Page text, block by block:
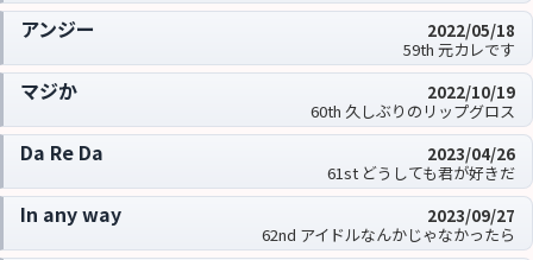
アンジー
2022/05/18
59th 元カレです
マジか
2022/10/19
60th 久しぶりのリップグロス
Da Re Da
2023/04/26
61st どうしても君が好きだ
In any way
2023/09/27
62nd アイドルなんかじゃなかったら